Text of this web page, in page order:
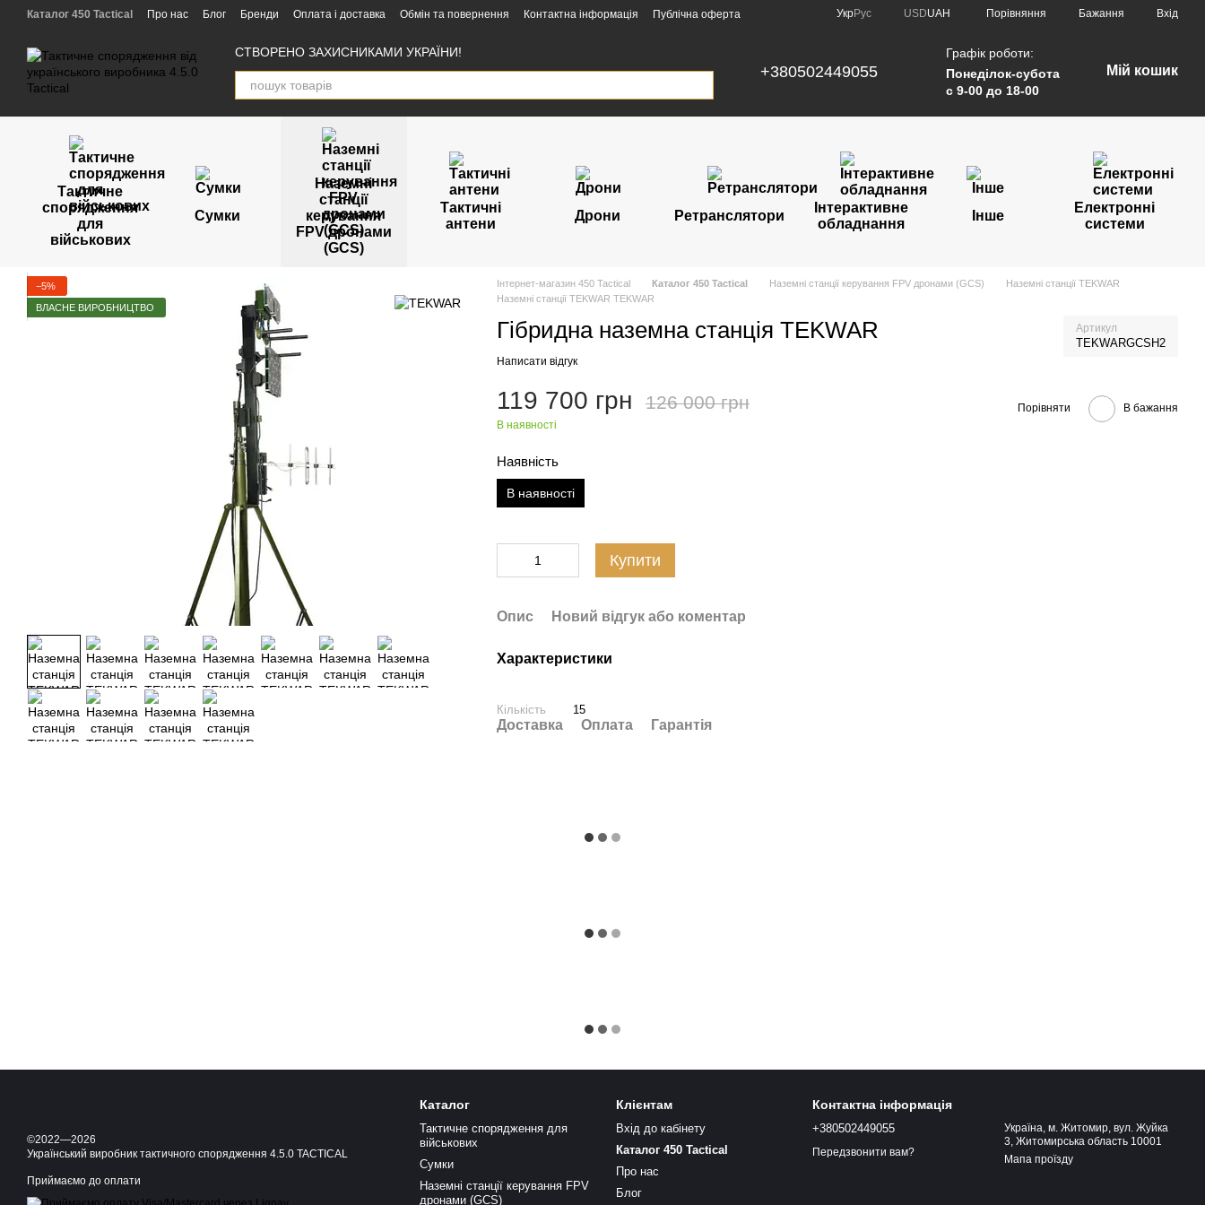
Перейти к основному контенту
Каталог 450 Tactical Про нас Блог Бренди Оплата і доставка Обмін та повернення Контактна інформація
Публічна оферта
УкрРус USDUAH Порівняння Бажання Вхід
СТВОРЕНО ЗАХИСНИКАМИ УКРАЇНИ!
+380502449055
Графік роботи:
Понеділок-субота
с 9-00 до 18-00
Мій кошик
Тактичне
спорядження
для
військових
Сумки
Наземні
станції
керування
FPV дронами
(GCS)
Тактичні
антени
Дрони Ретранслятори
Інтерактивне
обладнання
Інше
Електронні
системи
−5%
ВЛАСНЕ ВИРОБНИЦТВО
Інтернет-магазин 450 Tactical Каталог 450 Tactical Наземні станції керування FPV дронами (GCS)
Наземні станції TEKWAR
Наземні станції TEKWAR TEKWAR
Гібридна наземна станція TEKWAR Артикул
TEKWARGCSH2
Написати відгук
119 700 грн 126 000 грн
В наявності
Порівняти В бажання
Наявність
В наявності
Купити
Опис Новий відгук або коментар
Характеристики
Кількість 15
Доставка Оплата Гарантія
©2022—2026
Український виробник тактичного спорядження 4.5.0 TACTICAL
Приймаємо до оплати
Каталог
Тактичне спорядження для
військових
Сумки
Наземні станції керування FPV
дронами (GCS)
Клієнтам
Вхід до кабінету
Каталог 450 Tactical
Про нас
Блог
Контактна інформація
+380502449055
Передзвонити вам?
Україна, м. Житомир, вул. Жуйка
3, Житомирська область 10001
Мапа проїзду